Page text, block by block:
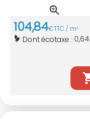
104,84€TTC / m3
Dont écotaxe : 0,64